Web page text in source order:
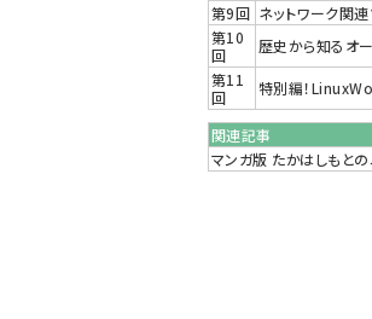
第9回 ネットワーク関
第10
回
歴史から知るオ
第11
回
特別編！
関連記事
マンガ版 たかはしもとの